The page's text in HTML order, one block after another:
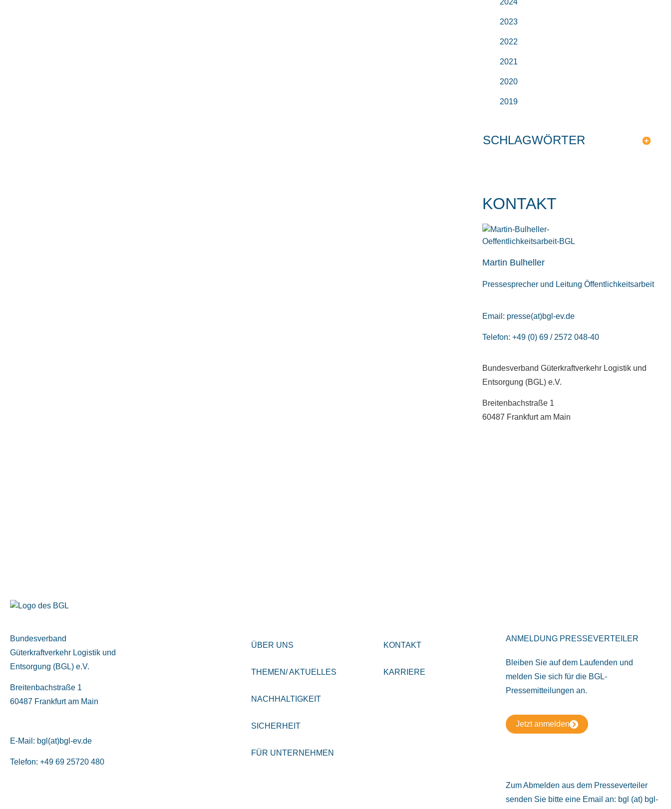
2024
2023
2022
2021
2020
2019
SCHLAGWÖRTER
KONTAKT
Martin Bulheller
Pressesprecher und Leitung Öffentlichkeitsarbeit
Email: presse(at)bgl-ev.de
Telefon: +49 (0) 69 / 2572 048-40
Bundesverband Güterkraftverkehr Logistik und
Entsorgung (BGL) e.V.
Breitenbachstraße 1
60487 Frankfurt am Main
Bundesverband
Güterkraftverkehr Logistik und
Entsorgung (BGL) e.V.
Breitenbachstraße 1
60487 Frankfurt am Main
E-Mail: bgl(at)bgl-ev.de
Telefon: +49 69 25720 480
ÜBER UNS
THEMEN/ AKTUELLES
NACHHALTIGKEIT
SICHERHEIT
FÜR UNTERNEHMEN
KONTAKT
KARRIERE
ANMELDUNG PRESSEVERTEILER
Bleiben Sie auf dem Laufenden und
melden Sie sich für die BGL-
Pressemitteilungen an.
Jetzt anmelden
Zum Abmelden aus dem Presseverteiler
senden Sie bitte eine Email an: bgl (at) bgl-